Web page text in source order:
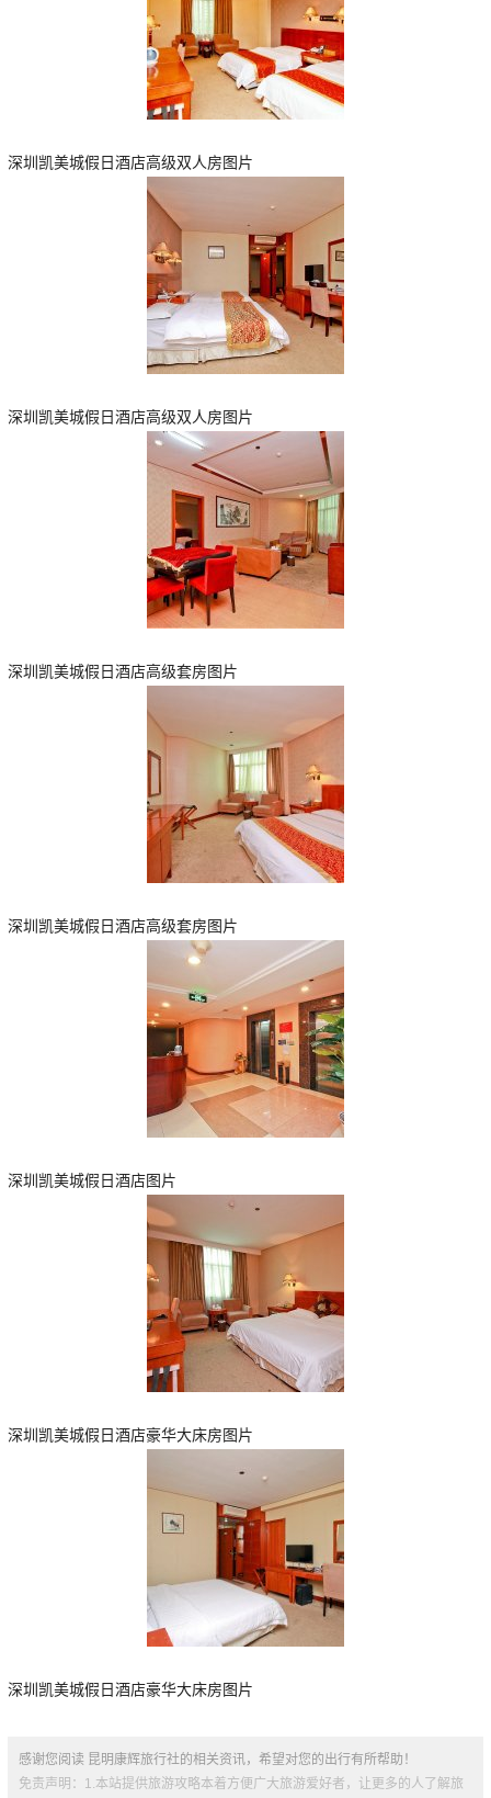
深圳凯美城假日酒店高级双人房图片
深圳凯美城假日酒店高级双人房图片
深圳凯美城假日酒店高级套房图片
深圳凯美城假日酒店高级套房图片
深圳凯美城假日酒店图片
深圳凯美城假日酒店豪华大床房图片
深圳凯美城假日酒店豪华大床房图片
感谢您阅读 昆明康辉旅行社的相关资讯，希望对您的出行有所帮助！
免责声明：1.本站提供旅游攻略本着方便广大旅游爱好者，让更多的人了解旅